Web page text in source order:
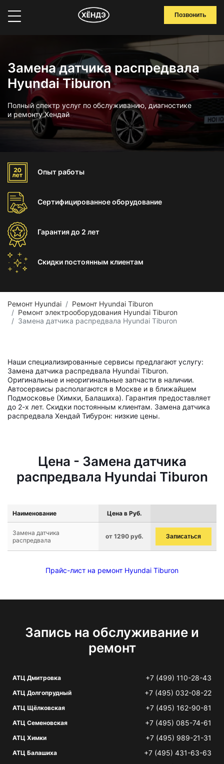
Позвонить
Замена датчика распредвала
Hyundai Tiburon
Полный спектр услуг по обслуживанию, диагностике
и ремонту Хендай
Опыт работы
Сертифицированноеоборудование
Гарантиядо 2 лет
Скидки постоянным клиентам
Ремонт Hyundai
Ремонт Hyundai Tiburon
Ремонт электрооборудования Hyundai Tiburon
Замена датчика распредвала Hyundai Tiburon
Наши специализированные сервисы предлагают услугу:
Замена датчика распредвала Hyundai Tiburon.
Оригинальные и неоригинальные запчасти в наличии.
Автосервисы располагаются в Москве и в ближайшем
Подмосковье (Химки, Балашиха). Гарантия предоставляет
до 2-х лет. Скидки постоянным клиентам. Замена датчика
распредвала Хендай Тибурон: низкие цены.
Цена - Замена датчика
распредвала Hyundai Tiburon
Наименование Цена в Руб.
Замена датчика
распредвала
от 1290 руб. Записаться
Прайс-лист на ремонт Hyundai Tiburon
Запись на обслуживание и
ремонт
АТЦ Дмитровка +7 (499) 110-28-43
АТЦ Долгопрудный +7 (495) 032-08-22
АТЦ Щёлковская +7 (495) 162-90-81
АТЦ Семеновская +7 (495) 085-74-61
АТЦ Химки +7 (495) 989-21-31
АТЦ Балашиха +7 (495) 431-63-63